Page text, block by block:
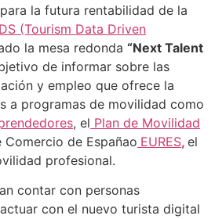
para la futura rentabilidad de la
(Tourism Data Driven
la mesa redonda “Next Talent
de informar sobre las
y empleo que ofrece la
a programas de movilidad como
, el Plan de Movilidad
Comercio de Españao EURES, el
profesional.
contar con personas
con el nuevo turista digital